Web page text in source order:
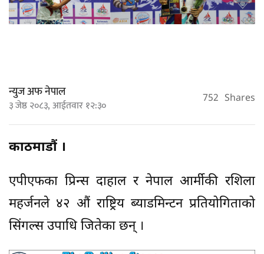
न्युज अफ नेपाल
३ जेष्ठ २०८३, आईतवार १२:३० 752 Shares
काठमाडौं ।
एपीएफका प्रिन्स दाहाल र नेपाल आर्मीकी रशिला
महर्जनले ४२ औं राष्ट्रिय ब्याडमिन्टन प्रतियोगिताको
सिंगल्स उपाधि जितेका छन् ।